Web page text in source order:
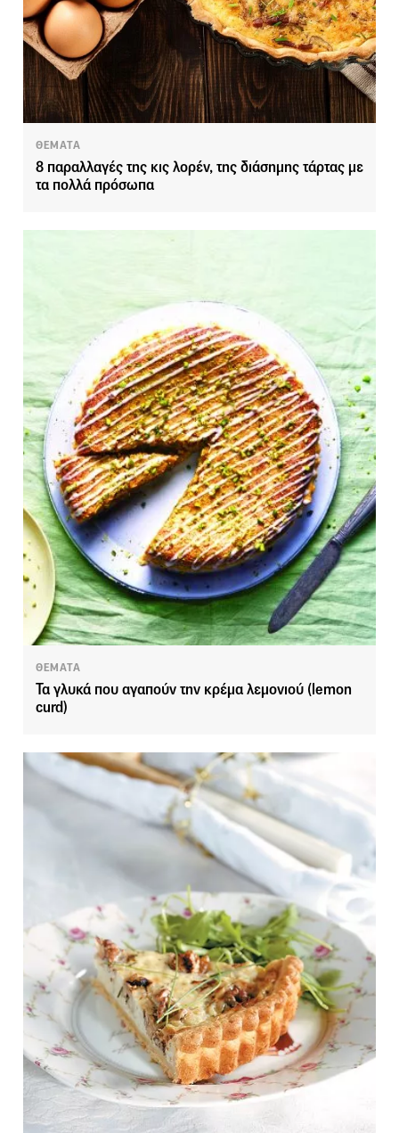
ΘΕΜΑΤΑ
8 παραλλαγές της κις λορέν, της διάσημης τάρτας με
τα πολλά πρόσωπα
ΘΕΜΑΤΑ
Τα γλυκά που αγαπούν την κρέμα λεμονιού (lemon
curd)